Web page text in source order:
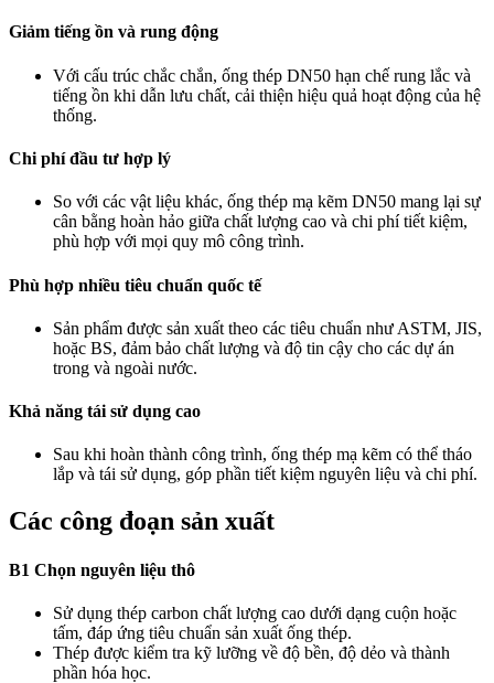
Giảm tiếng ồn và rung động
Với cấu trúc chắc chắn, ống thép DN50 hạn chế rung lắc và
tiếng ồn khi dẫn lưu chất, cải thiện hiệu quả hoạt động của hệ
thống.
Chi phí đầu tư hợp lý
So với các vật liệu khác, ống thép mạ kẽm DN50 mang lại sự
cân bằng hoàn hảo giữa chất lượng cao và chi phí tiết kiệm,
phù hợp với mọi quy mô công trình.
Phù hợp nhiều tiêu chuẩn quốc tế
Sản phẩm được sản xuất theo các tiêu chuẩn như ASTM, JIS,
hoặc BS, đảm bảo chất lượng và độ tin cậy cho các dự án
trong và ngoài nước.
Khả năng tái sử dụng cao
Sau khi hoàn thành công trình, ống thép mạ kẽm có thể tháo
lắp và tái sử dụng, góp phần tiết kiệm nguyên liệu và chi phí.
Các công đoạn sản xuất
B1 Chọn nguyên liệu thô
Sử dụng thép carbon chất lượng cao dưới dạng cuộn hoặc
tấm, đáp ứng tiêu chuẩn sản xuất ống thép.
Thép được kiểm tra kỹ lưỡng về độ bền, độ dẻo và thành
phần hóa học.